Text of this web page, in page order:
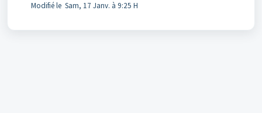
Modifié le Sam, 17 Janv. à 9:25 H